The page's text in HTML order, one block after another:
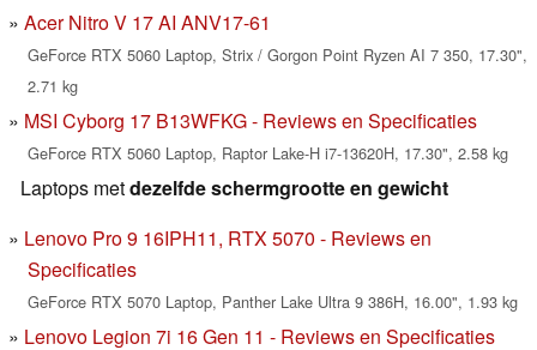
Acer Nitro V 17 AI ANV17-61
GeForce RTX 5060 Laptop, Strix / Gorgon Point Ryzen AI 7 350, 17.30",
2.71 kg
MSI Cyborg 17 B13WFKG - Reviews en Specificaties
GeForce RTX 5060 Laptop, Raptor Lake-H i7-13620H, 17.30", 2.58 kg
Laptops metdezelfde schermgrootte en gewicht
Lenovo Pro 9 16IPH11, RTX 5070 - Reviews en
Specificaties
GeForce RTX 5070 Laptop, Panther Lake Ultra 9 386H, 16.00", 1.93 kg
Lenovo Legion 7i 16 Gen 11 - Reviews en Specificaties